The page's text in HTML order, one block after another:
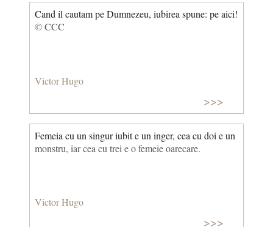
Cand il cautam pe Dumnezeu, iubirea spune: pe aici!
© CCC
Victor Hugo
>>>
Femeia cu un singur iubit e un inger, cea cu doi e un
monstru, iar cea cu trei e o femeie oarecare.
Victor Hugo
>>>